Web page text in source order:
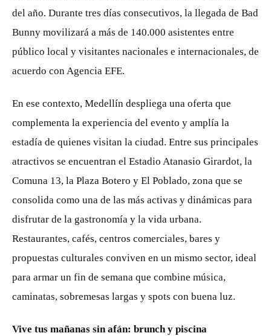
del año. Durante tres días consecutivos, la llegada de Bad
Bunny movilizará a más de 140.000 asistentes entre
público local y visitantes nacionales e internacionales, de
acuerdo con Agencia EFE.
En ese contexto, Medellín despliega una oferta que
complementa la experiencia del evento y amplía la
estadía de quienes visitan la ciudad. Entre sus principales
atractivos se encuentran el Estadio Atanasio Girardot, la
Comuna 13, la Plaza Botero y El Poblado, zona que se
consolida como una de las más activas y dinámicas para
disfrutar de la gastronomía y la vida urbana.
Restaurantes, cafés, centros comerciales, bares y
propuestas culturales conviven en un mismo sector, ideal
para armar un fin de semana que combine música,
caminatas, sobremesas largas y spots con buena luz.
Vive tus mañanas sin afán: brunch y piscina